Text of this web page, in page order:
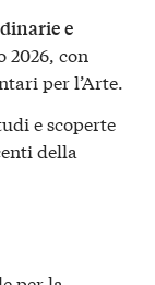
e
2026, con
per l’Arte.
e scoperte
della